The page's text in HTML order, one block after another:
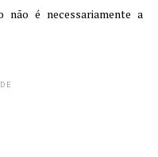
é necessariamente a